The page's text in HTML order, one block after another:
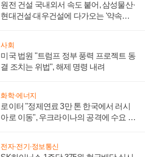
원전 건설 국내외서 속도 붙어, 삼성물산·
현대건설·대우건설에 다가오는 '약속의
사회
미국 법원 "트럼프 정부 풍력 프로젝트 동
결 조치는 위법", 해제 명령 내려
화학·에너지
로이터 "정제연료 3만 톤 한국에서 러시
아로 이동", 우크라이나의 공격에 수요 늘
전자·전기·정보통신